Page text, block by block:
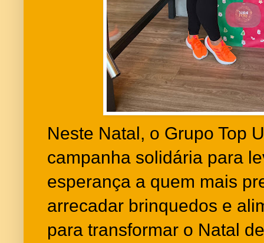
Neste Natal, o Grupo Top
campanha solidária para
esperança a quem mais
arrecadar brinquedos e
para transformar o Natal